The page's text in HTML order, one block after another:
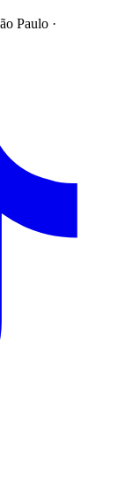
Paulo ·